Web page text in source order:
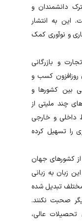
دانشمندان و
به انتشار
و نوآوری کمک
و بازرگانی
کسب و
بین کشورها و
ملیتی از
داخلی و خارجی
را تسهیل کرده
کشورهای جهان
زبان به زبانی
تبدیل شده
صحبت نکنند.
عالی،